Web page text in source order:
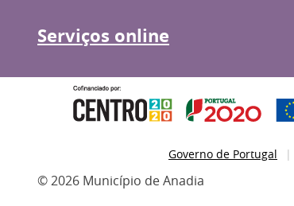
Serviços online
Governo de Portugal
© 2026 Município de Anadia